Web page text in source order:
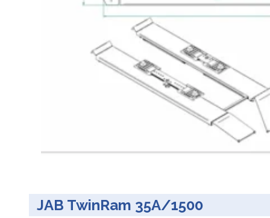
JAB TwinRam 35A/1500